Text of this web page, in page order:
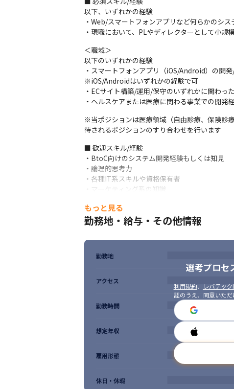
以下、いずれかの経験
・Web/スマートフォンアプリなど何らかのシ
・現職において、PLやディレクターとして小
＜職域＞
以下のいずれかの経験
・スマートフォンアプリ（iOS/Android）の開
※iOS/Androidはいずれかの経験で可
・ECサイト構築/運用/保守のいずれかに関わっ
・ヘルスケアまたは医療に関わる事業での開発
※当ポジションは医療領域（自由診療、保険診
待されるポジションのすり合わせを行います
■ 歓迎スキル/経験
・BtoC向けのシステム開発経験もしくは知見
・論理的思考力
・各種IT系スキルや資格保有者
・マーケティング系の知識
■ 求める人物像
・事業成長フェーズにある組織を楽しめる方
・社内・社外問わず円滑なコミュニケーションを
・新領域等にもチャレンジできるマインドと学
・指示を待つのではなく、事業部メンバーと共
もっと見る
勤務地・給与・その他情報
選考プロセ
利用規約、 レバテッ
認のうえ、同意いただ
勤務地
アクセス
勤務時間
想定年収
雇用形態
休日・休暇